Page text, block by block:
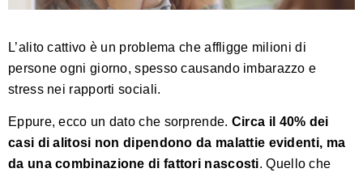
L’alito cattivo è un problema che affligge milioni di
persone ogni giorno, spesso causando imbarazzo e
stress nei rapporti sociali.
Eppure, ecco un dato che sorprende. Circa il 40% dei
casi di alitosi non dipendono da malattie evidenti, ma
da una combinazione di fattori nascosti. Quello che